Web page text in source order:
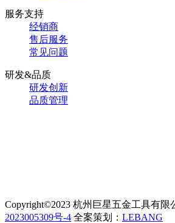
服务支持
经销商
售后服务
常见问题
研发&品质
研发创新
品质管理
Copyright©2023 杭州巨星五金工具有限
2023005309号-4 全案策划： LEBANG